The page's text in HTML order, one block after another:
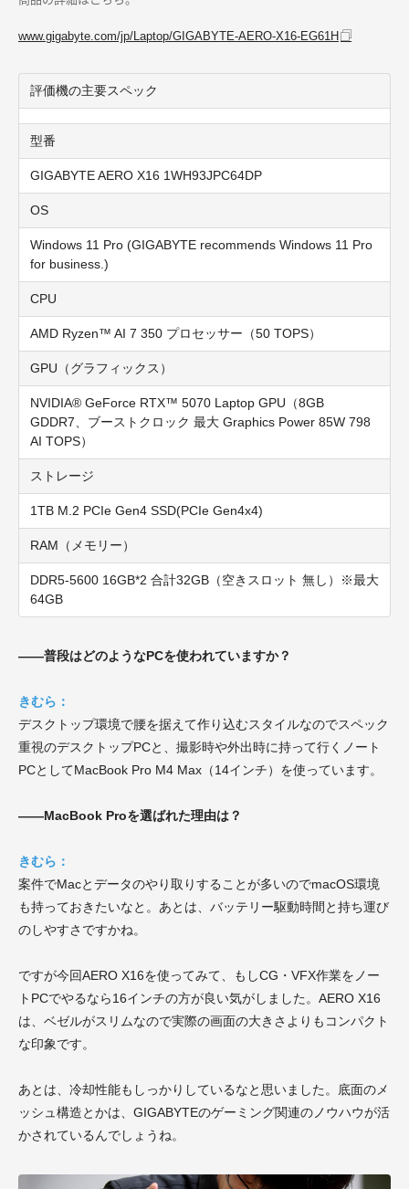
www.gigabyte.com/jp/Laptop/GIGABYTE-AERO-X16-EG61H
評価機の主要スペック
型番
GIGABYTE AERO X16 1WH93JPC64DP
OS
Windows 11 Pro (GIGABYTE recommends Windows 11 Pro
for business.)
CPU
AMD Ryzen™ AI 7 350 プロセッサー（50 TOPS）
GPU（グラフィックス）
NVIDIA® GeForce RTX™ 5070 Laptop GPU（8GB
GDDR7、ブーストクロック 最大 Graphics Power 85W 798
AI TOPS）
ストレージ
1TB M.2 PCIe Gen4 SSD(PCIe Gen4x4)
RAM（メモリー）
DDR5-5600 16GB*2 合計32GB（空きスロット 無し）※最大
64GB
——普段はどのようなPCを使われていますか？
きむら：
デスクトップ環境で腰を据えて作り込むスタイルなのでスペック
重視のデスクトップPCと、撮影時や外出時に持って行くノート
PCとしてMacBook Pro M4 Max（14インチ）を使っています。
——MacBook Proを選ばれた理由は？
きむら：
案件でMacとデータのやり取りすることが多いのでmacOS環境
も持っておきたいなと。あとは、バッテリー駆動時間と持ち運び
のしやすさですかね。
ですが今回AERO X16を使ってみて、もしCG・VFX作業をノー
トPCでやるなら16インチの方が良い気がしました。AERO X16
は、ベゼルがスリムなので実際の画面の大きさよりもコンパクト
な印象です。
あとは、冷却性能もしっかりしているなと思いました。底面のメ
ッシュ構造とかは、GIGABYTEのゲーミング関連のノウハウが活
かされているんでしょうね。